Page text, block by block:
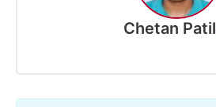
Chetan Patil